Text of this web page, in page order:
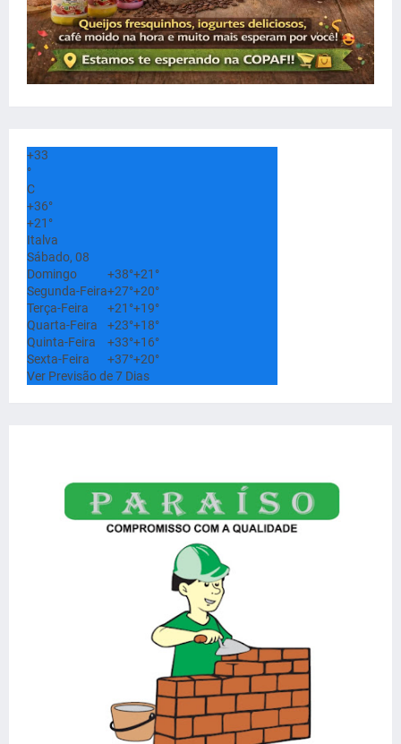
+33
°
C
+36°
+21°
Italva
Sábado, 08
Domingo
+38°+21°
Segunda-Feira+27°+20°
Terça-Feira
+21°+19°
Quarta-Feira
+23°+18°
Quinta-Feira
+33°+16°
Sexta-Feira
+37°+20°
Ver Previsão de 7 Dias